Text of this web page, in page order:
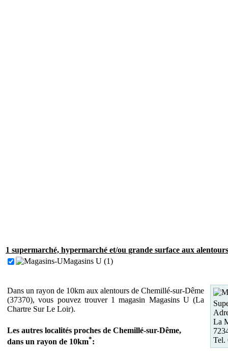
1 supermarché, hypermarché et/ou grande surface aux
Magasins U (1)
Dans un rayon de 10km aux alentours de Chemillé-sur-Dême
(37370), vous pouvez trouver 1 magasin Magasins U (La
Chartre Sur Le Loir).
Les autres localités proches de Chemillé-sur-Dême,
dans un rayon de 10km*:
La
Tel.